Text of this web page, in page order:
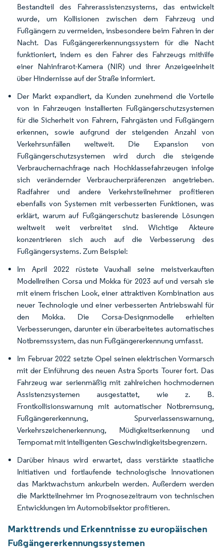
Bestandteil des Fahrerassistenzsystems, das entwickelt
wurde, um Kollisionen zwischen dem Fahrzeug und
Fußgängern zu vermeiden, insbesondere beim Fahren in der
Nacht. Das Fußgängererkennungssystem für die Nacht
funktioniert, indem es den Fahrer des Fahrzeugs mithilfe
einer Nahinfrarot-Kamera (NIR) und ihrer Anzeigeeinheit
über Hindernisse auf der Straße informiert.
Der Markt expandiert, da Kunden zunehmend die Vorteile
von in Fahrzeugen installierten Fußgängerschutzsystemen
für die Sicherheit von Fahrern, Fahrgästen und Fußgängern
erkennen, sowie aufgrund der steigenden Anzahl von
Verkehrsunfällen weltweit. Die Expansion von
Fußgängerschutzsystemen wird durch die steigende
Verbrauchernachfrage nach Hochklassefahrzeugen infolge
sich verändernder Verbraucherpräferenzen angetrieben.
Radfahrer und andere Verkehrsteilnehmer profitieren
ebenfalls von Systemen mit verbesserten Funktionen, was
erklärt, warum auf Fußgängerschutz basierende Lösungen
weltweit weit verbreitet sind. Wichtige Akteure
konzentrieren sich auch auf die Verbesserung des
Fußgängersystems. Zum Beispiel:
Im April 2022 rüstete Vauxhall seine meistverkauften
Modellreihen Corsa und Mokka für 2023 auf und versah sie
mit einem frischen Look, einer attraktiven Kombination aus
neuer Technologie und einer verbesserten Antriebswahl für
den Mokka. Die Corsa-Designmodelle erhielten
Verbesserungen, darunter ein überarbeitetes automatisches
Notbremssystem, das nun Fußgängererkennung umfasst.
Im Februar 2022 setzte Opel seinen elektrischen Vormarsch
mit der Einführung des neuen Astra Sports Tourer fort. Das
Fahrzeug war serienmäßig mit zahlreichen hochmodernen
Assistenzsystemen ausgestattet, wie z. B.
Frontkollisionswarnung mit automatischer Notbremsung,
Fußgängererkennung, Spurverlassenswarnung,
Verkehrszeichenerkennung, Müdigkeitserkennung und
Tempomat mit intelligenten Geschwindigkeitsbegrenzern.
Darüber hinaus wird erwartet, dass verstärkte staatliche
Initiativen und fortlaufende technologische Innovationen
das Marktwachstum ankurbeln werden. Außerdem werden
die Marktteilnehmer im Prognosezeitraum von technischen
Entwicklungen im Automobilsektor profitieren.
Markttrends und Erkenntnisse zu europäischen
Fußgängererkennungssystemen